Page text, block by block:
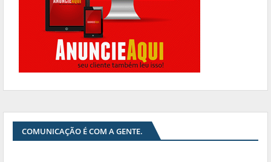
COMUNICAÇÃO É COM A GENTE.